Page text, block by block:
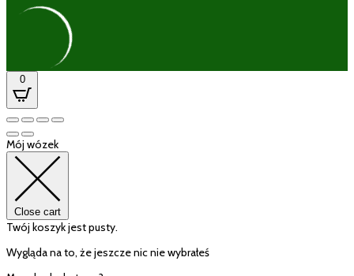
0
Mój wózek
Close cart
Twój koszyk jest pusty.
Wygląda na to, że jeszcze nic nie wybrałeś